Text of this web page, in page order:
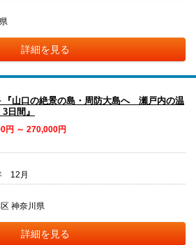
詳細を見る
『山口の絶景の島・周防大島へ 瀬戸内の温
日間』
円 ～ 270,000円
12月
神奈川県
詳細を見る